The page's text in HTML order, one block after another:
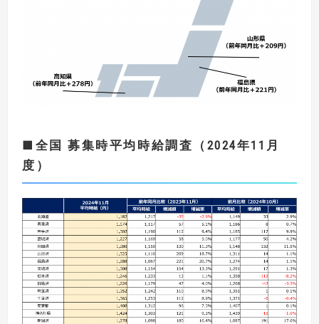
■ 全国 募集時平均時給調査（ 2024年11 月
度 ）